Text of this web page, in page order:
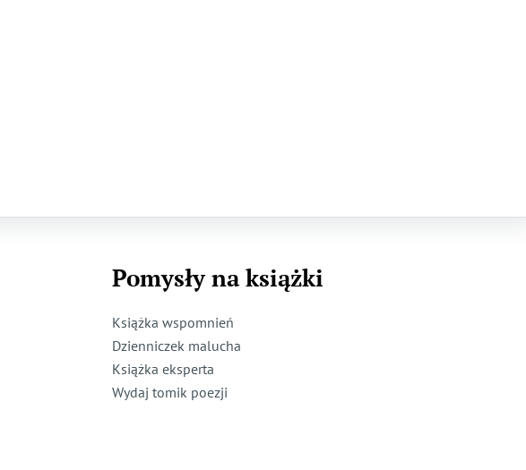
Pomysły na książki
Książka wspomnień
Dzienniczek malucha
Książka eksperta
Wydaj tomik poezji